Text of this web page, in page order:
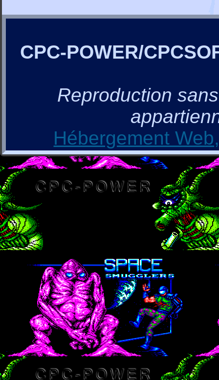
CPC-POWER/
Reproduction
Hébergement